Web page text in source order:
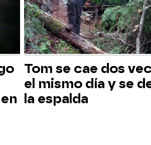
Tom se cae dos
el mismo día y se
la espalda